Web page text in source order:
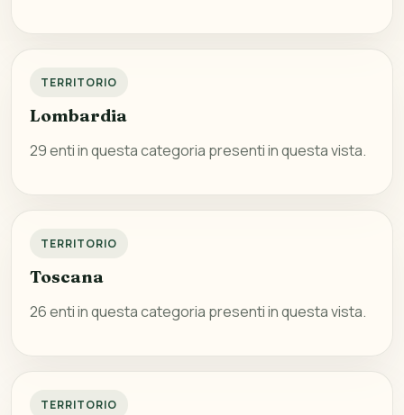
TERRITORIO
Lombardia
29 enti in questa categoria presenti in questa vista.
TERRITORIO
Toscana
26 enti in questa categoria presenti in questa vista.
TERRITORIO